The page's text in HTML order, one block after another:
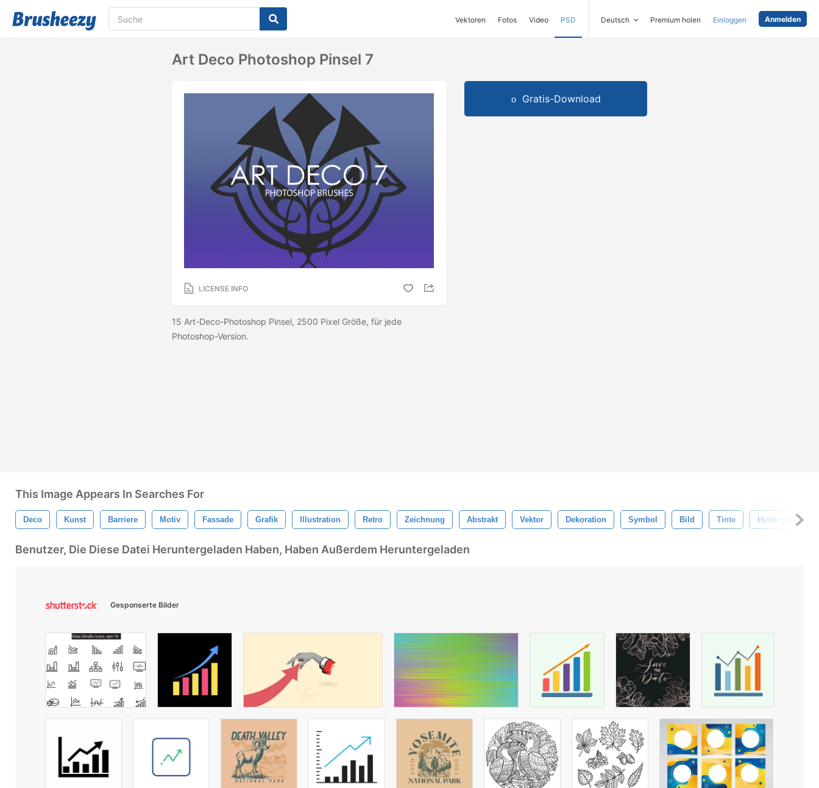
Vektoren Fotos Video PSD Deutsch Premium holen Einloggen Anmelden
Art Deco Photoshop Pinsel 7
LICENSE INFO
15 Art-Deco-Photoshop Pinsel, 2500 Pixel Größe, für jede
Photoshop-Version.
Gratis-Download
This Image Appears In Searches For
Deco Kunst Barriere Motiv Fassade Grafik Illustration Retro Zeichnung Abstrakt Vektor Dekoration Symbol Bild Tinte Hintergrund
Benutzer, Die Diese Datei Heruntergeladen Haben, Haben Außerdem Heruntergeladen
Gesponserte Bilder